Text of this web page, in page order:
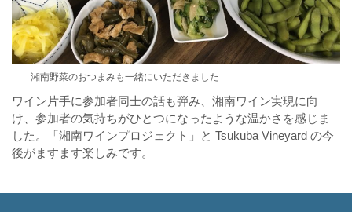
湘南野菜のおつまみも一緒にいただきました
ワイン片手に参加者同士の話も弾み、湘南ワイン実現に向
け、参加者の気持ちがひとつになったような温かさを感じま
した。「湘南ワインプロジェクト」と Tsukuba Vineyard の今
後がますます楽しみです。